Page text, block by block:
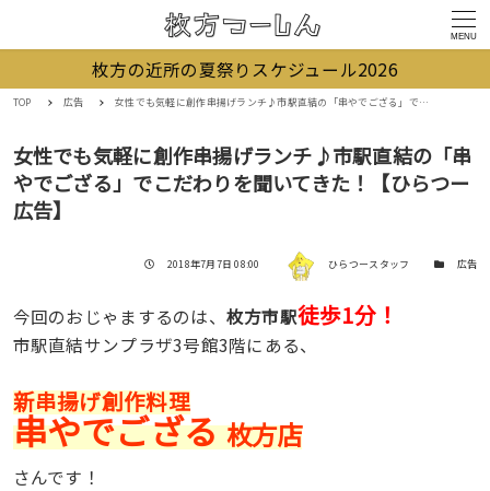
MENU
枚方の近所の夏祭りスケジュール2026
TOP 広告 女性でも気軽に創作串揚げランチ♪市駅直結の「串やでござる」でこだわりを聞いてきた！【ひらつー広告】
女性でも気軽に創作串揚げランチ♪市駅直結の「串
やでござる」でこだわりを聞いてきた！【ひらつー
広告】
投稿日
2018年7月7日 08:00 著者 ひらつースタッフ カテゴリー
広告
今回のおじゃまするのは、 枚方市駅徒歩1分！
市駅直結サンプラザ3号館3階にある、
新串揚げ創作料理
串やでござる枚方店
さんです！